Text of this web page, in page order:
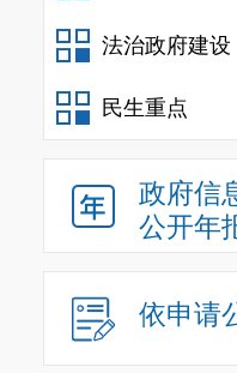
法治政府建设
民生重点
政府信
公开年
依申请